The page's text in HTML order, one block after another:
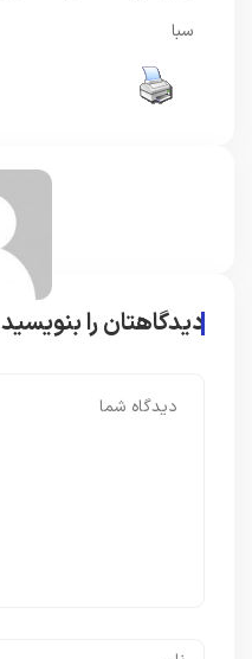
سبا
دیدگاهتان را بنویسید